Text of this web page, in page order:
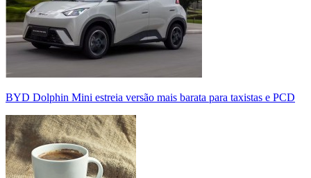
BYD Dolphin Mini estreia versão mais barata para taxistas e PCD